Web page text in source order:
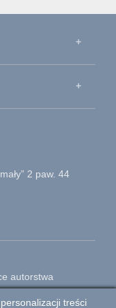
2 paw. 44
autorstwa
treści